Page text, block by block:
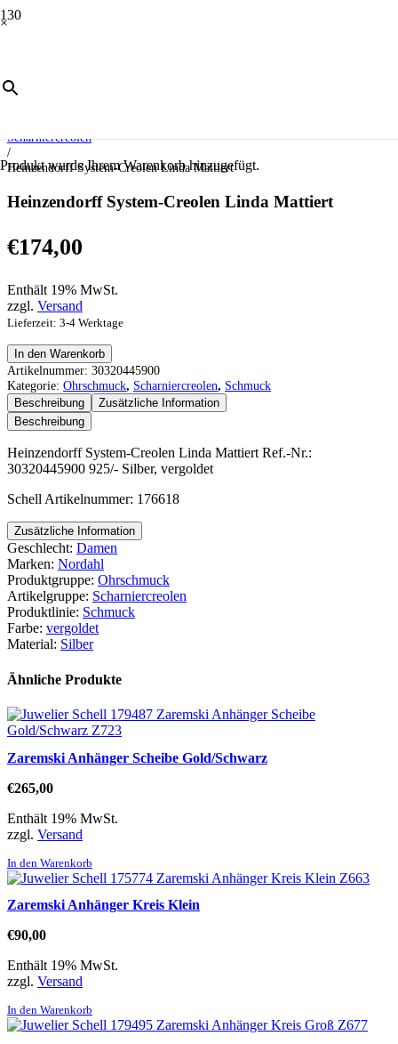
×
Produktwurde Ihrem Warenkorb hinzugefügt.
/
Scharniercreolen
/
Heinzendorff System-Creolen Linda Mattiert
Heinzendorff System-Creolen Linda Mattiert
€174,00
Enthält 19% MwSt.
zzgl. Versand
Lieferzeit: 3-4 Werktage
Heinzendorff
System-
Creolen
Linda
Mattiert
Menge
In den Warenkorb
Artikelnummer: 30320445900
Kategorie: Ohrschmuck, Scharniercreolen, Schmuck
Beschreibung
Zusätzliche Information
Beschreibung
Heinzendorff System-Creolen Linda Mattiert Ref.-Nr.:
30320445900 925/- Silber, vergoldet
Schell Artikelnummer: 176618
Zusätzliche Information
Geschlecht: Damen
Marken: Nordahl
Produktgruppe: Ohrschmuck
Artikelgruppe: Scharniercreolen
Produktlinie: Schmuck
Farbe: vergoldet
Material: Silber
Ähnliche Produkte
Zaremski Anhänger Scheibe Gold/Schwarz
€265,00
Enthält 19% MwSt.
zzgl. Versand
In den Warenkorb
Zaremski Anhänger Kreis Klein
€90,00
Enthält 19% MwSt.
zzgl. Versand
In den Warenkorb